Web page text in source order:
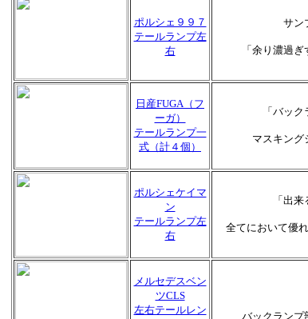
ポルシェ９９７
テールランプ左
右
サン
「余り濃過
日産FUGA（フ
ーガ）
テールランプ一
式（計４個）
「バッ
マスキング
ポルシェケイマ
ン
テールランプ左
右
「出
全てにおいて優
メルセデスベン
ツCLS
左右テールレン
バックランプ